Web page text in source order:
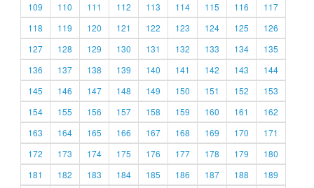
109
110 111 112 113 114 115 116
117
118
119 120 121 122 123 124 125
126
127
128 129 130 131 132 133 134
135
136
137 138 139 140 141 142 143
144
145
146 147 148 149 150 151 152
153
154
155 156 157 158 159 160 161
162
163
164 165 166 167 168 169 170
171
172
173 174 175 176 177 178 179
180
181
182 183 184 185 186 187 188
189